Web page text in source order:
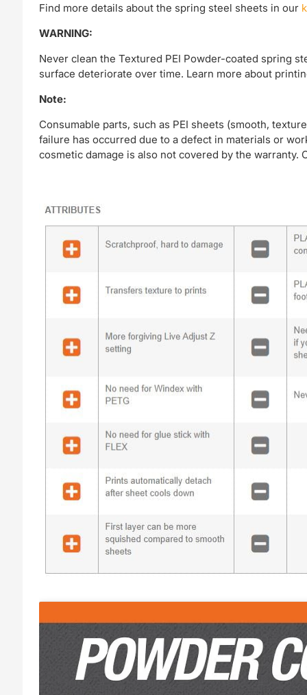
Find more details about the spring steel sheets in our
WARNING:
Never clean the Textured PEI Powder-coated spring
surface deteriorate over time. Learn more about
Note:
Consumable parts, such as PEI sheets (smooth,
failure has occurred due to a defect in materials or
cosmetic damage is also not covered by the